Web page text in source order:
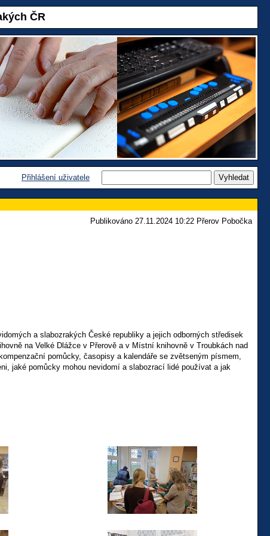
ČR
Přihlášení uživatele
Publikováno 27.11.2024 10:22 Přerov Pobočka
a slabozrakých České republiky a jejich odborných středisek
na Velké Dlážce v Přerově a v Místní knihovně v Troubkách nad
pomůcky, časopisy a kalendáře se zvětseným písmem,
jaké pomůcky mohou nevidomí a slabozrací lidé používat a jak